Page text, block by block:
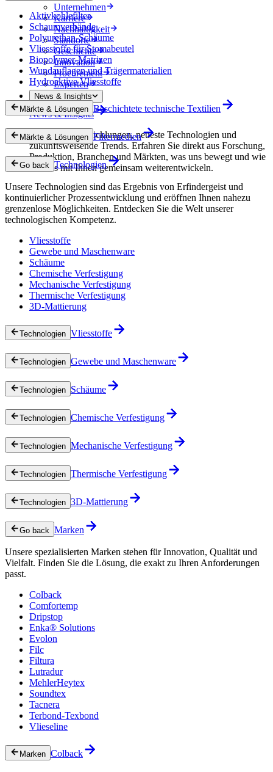
Unternehmen
Karriere
Nachhaltigkeit
Standorte
Geschichte
Innovation
Procurement
Experten
News & Insights
News & Insights
Innovative Entwicklungen, neueste Technologien und
zukunftsweisende Trends. Erfahren Sie direkt aus Forschung,
Produktion, Branchen und Märkten, was uns bewegt und wie
wir uns mit Ihnen gemeinsam weiterentwickeln.
Aktivkohlefilter
Schaumverbände
Polyurethan-Schäume
Vliesstoffe für Stomabeutel
Biopolymer-Matrizen
Wundauflagen und Trägermaterialien
Hydroaktive Vliesstoffe
Märkte & Lösungen Beschichtete technische Textilien
Märkte & Lösungen Filtermedien
Go back Technologien
Unsere Technologien sind das Ergebnis von Erfindergeist und
kontinuierlicher Prozessentwicklung und eröffnen Ihnen nahezu
grenzenlose Möglichkeiten. Entdecken Sie die Welt unserer
technologischen Kompetenz.
Vliesstoffe
Gewebe und Maschenware
Schäume
Chemische Verfestigung
Mechanische Verfestigung
Thermische Verfestigung
3D-Mattierung
Technologien Vliesstoffe
Technologien Gewebe und Maschenware
Technologien Schäume
Technologien Chemische Verfestigung
Technologien Mechanische Verfestigung
Technologien Thermische Verfestigung
Technologien 3D-Mattierung
Go back Marken
Unsere spezialisierten Marken stehen für Innovation, Qualität und
Vielfalt. Finden Sie die Lösung, die exakt zu Ihren Anforderungen
passt.
Colback
Comfortemp
Dripstop
Enka® Solutions
Evolon
Filc
Filtura
Lutradur
MehlerHeytex
Soundtex
Tacnera
Terbond-Texbond
Vlieseline
Marken Colback